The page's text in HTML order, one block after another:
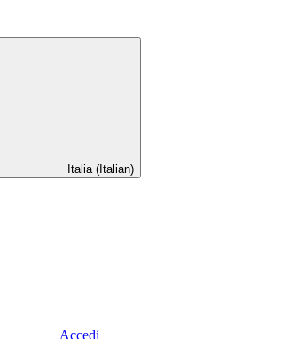
Italia (Italian)
Accedi